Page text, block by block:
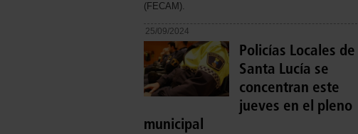
(FECAM).
25/09/2024
Policías Locales de
Santa Lucía se
concentran este
jueves en el pleno
municipal